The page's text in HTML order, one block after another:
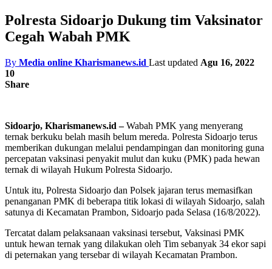
Polresta Sidoarjo Dukung tim Vaksinator
Cegah Wabah PMK
By Media online Kharismanews.id Last updated Agu 16, 2022
10
Share
Sidoarjo, Kharismanews.id –Wabah PMK yang menyerang
ternak berkuku belah masih belum mereda. Polresta Sidoarjo terus
memberikan dukungan melalui pendampingan dan monitoring guna
percepatan vaksinasi penyakit mulut dan kuku (PMK) pada hewan
ternak di wilayah Hukum Polresta Sidoarjo.
Untuk itu, Polresta Sidoarjo dan Polsek jajaran terus memasifkan
penanganan PMK di beberapa titik lokasi di wilayah Sidoarjo, salah
satunya di Kecamatan Prambon, Sidoarjo pada Selasa (16/8/2022).
Tercatat dalam pelaksanaan vaksinasi tersebut, Vaksinasi PMK
untuk hewan ternak yang dilakukan oleh Tim sebanyak 34 ekor sapi
di peternakan yang tersebar di wilayah Kecamatan Prambon.